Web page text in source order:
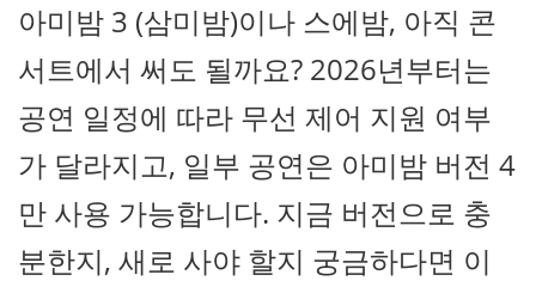
아미밤 3 (삼미밤)이나 스에밤, 아직 콘
서트에서 써도 될까요? 2026년부터는
공연 일정에 따라 무선 제어 지원 여부
가 달라지고, 일부 공연은 아미밤 버전 4
만 사용 가능합니다. 지금 버전으로 충
분한지, 새로 사야 할지 궁금하다면 이